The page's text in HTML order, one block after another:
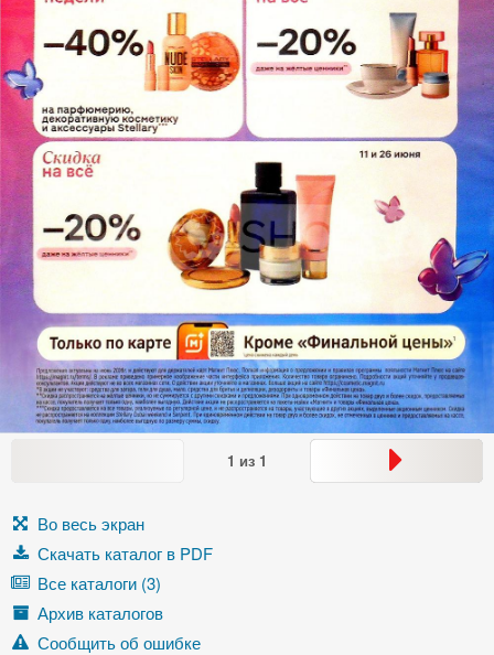
1 из 1
Во весь экран
Скачать каталог в PDF
Все каталоги (3)
Архив каталогов
Сообщить об ошибке